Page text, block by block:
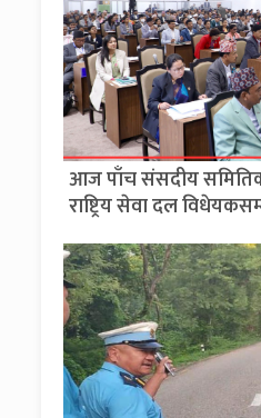
आज पाँच संसदीय
राष्ट्रिय सेवा दल